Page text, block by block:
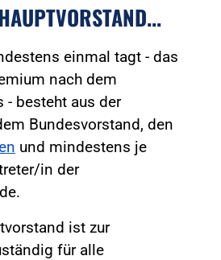
einmal tagt - das
nach dem
- besteht aus der
Bundesvorstand, den
und mindestens je
in der
ist zur
für alle